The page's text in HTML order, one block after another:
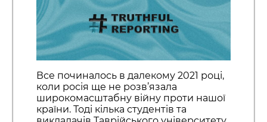
Все починалось в далекому 2021 році,
коли росія ще не розв’язала
широкомасштабну війну проти нашої
країни. Тоді кілька студентів та